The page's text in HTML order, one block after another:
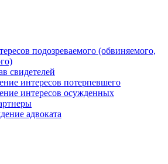
подозреваемого (обвиняемого,
свидетелей
интересов потерпевшего
интересов осужденных
адвоката